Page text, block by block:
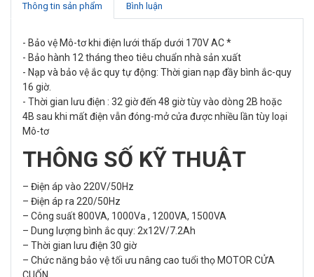
Thông tin sản phẩm Bình luận
- Bảo vệ Mô-tơ khi điện lưới thấp dưới 170V AC *
- Bảo hành 12 tháng theo tiêu chuẩn nhà sản xuất
- Nạp và bảo vệ ắc quy tự động: Thời gian nạp đầy bình ắc-quy
16 giờ.
- Thời gian lưu điện : 32 giờ đến 48 giờ tùy vào dòng 2B hoặc
4B sau khi mất điện vẫn đóng-mở cửa được nhiều lần tùy loại
Mô-tơ
THÔNG SỐ KỸ THUẬT
– Điện áp vào 220V/50Hz
– Điện áp ra 220/50Hz
– Công suất 800VA, 1000Va , 1200VA, 1500VA
– Dung lượng bình ắc quy: 2x12V/7.2Ah
– Thời gian lưu điện 30 giờ
– Chức năng bảo vệ tối ưu nâng cao tuổi thọ MOTOR CỬA